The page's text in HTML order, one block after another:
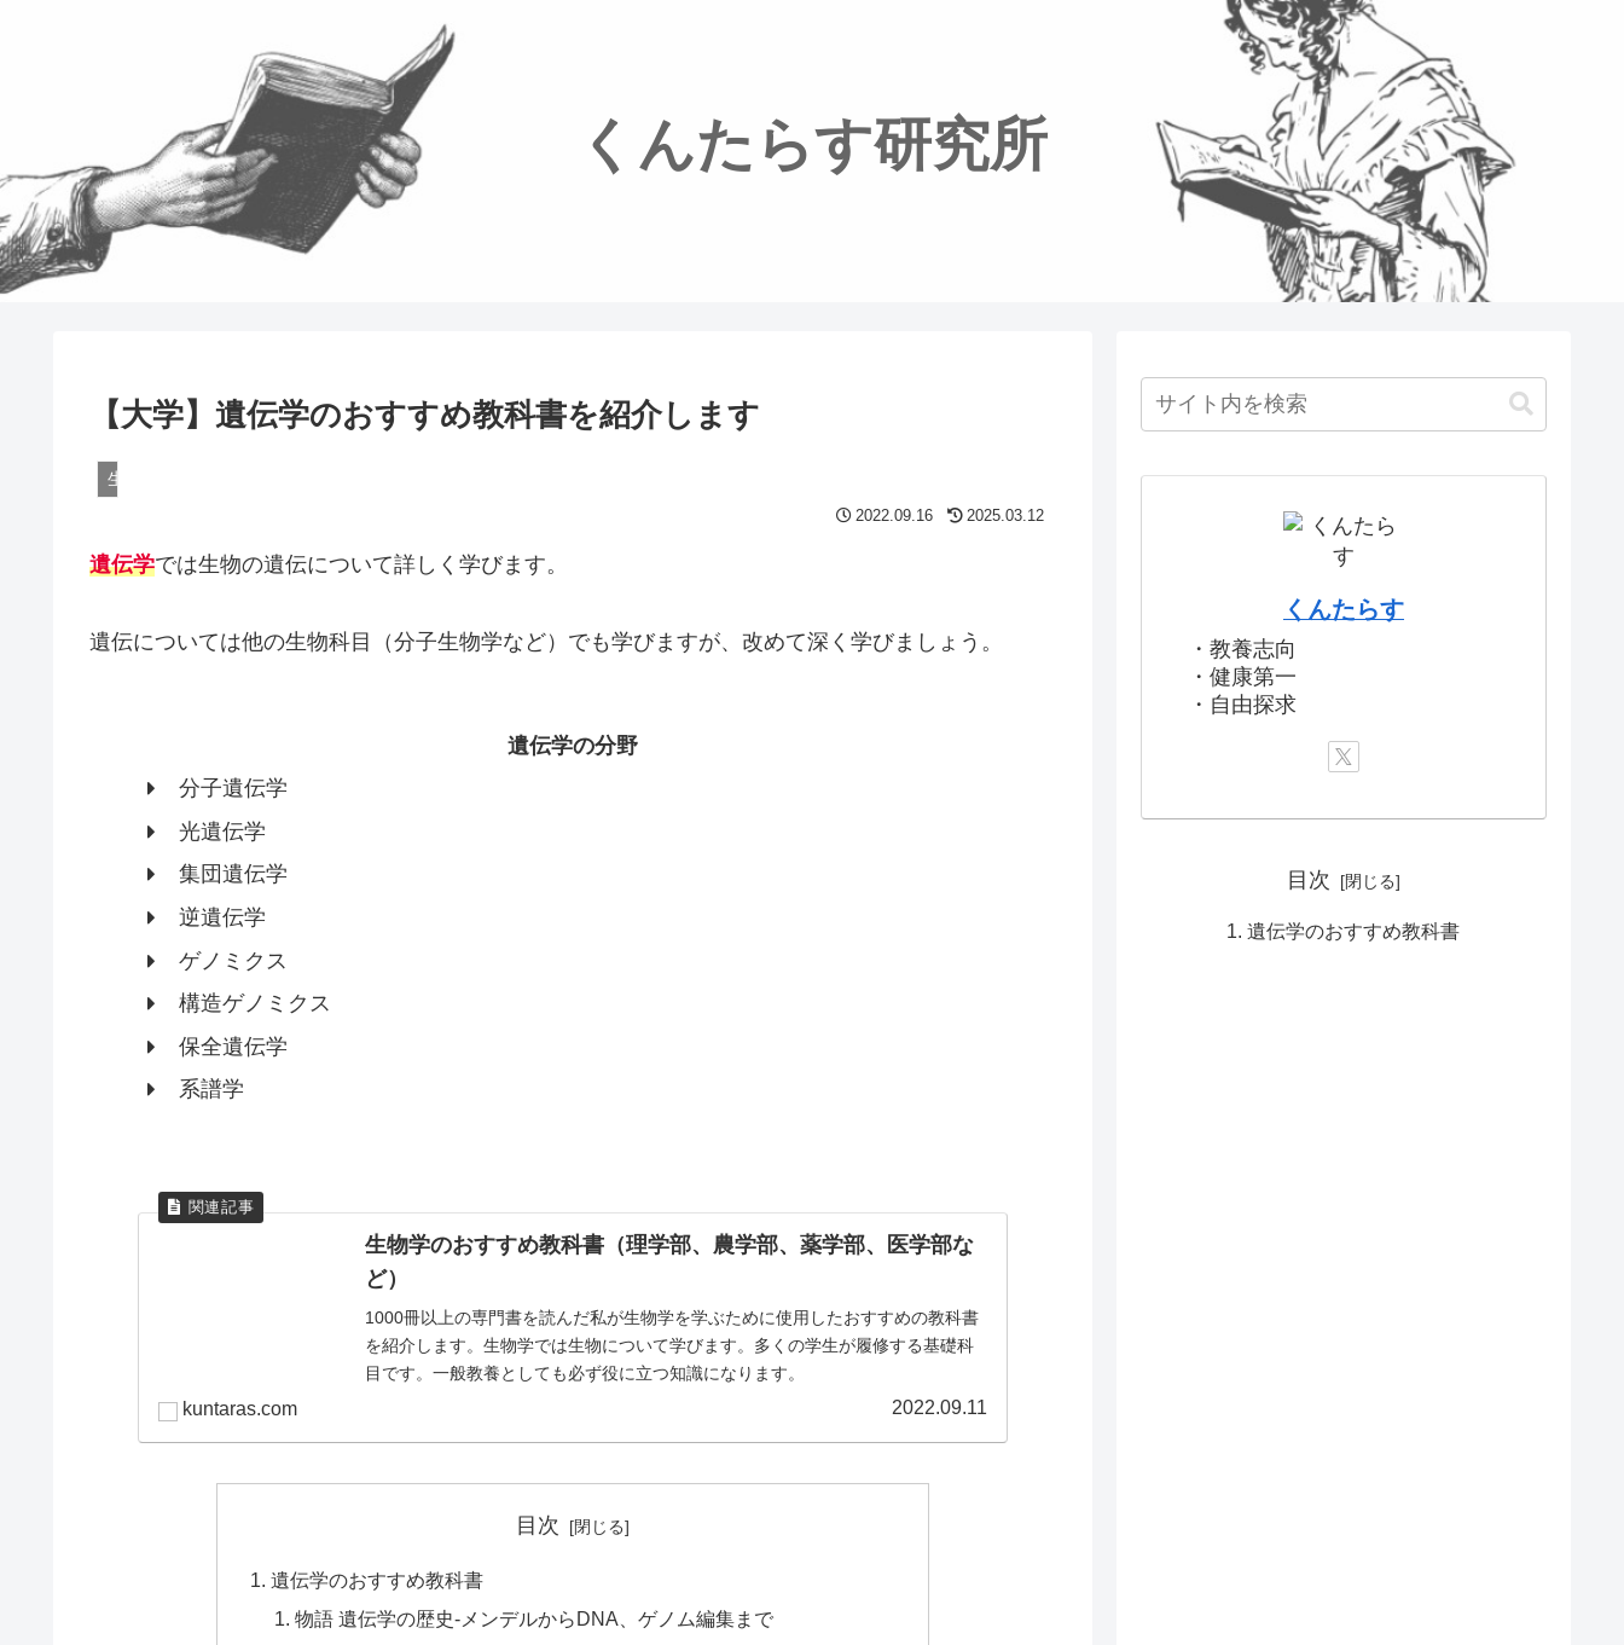
くんたらす研究所
【大学】遺伝学のおすすめ教科書を紹介します
生物学
2022.09.16 2025.03.12
遺伝学では生物の遺伝について詳しく学びます。
遺伝については他の生物科目（分子生物学など）でも学びますが、改めて深く学びましょう。
遺伝学の分野
分子遺伝学
光遺伝学
集団遺伝学
逆遺伝学
ゲノミクス
構造ゲノミクス
保全遺伝学
系譜学
生物学のおすすめ教科書（理学部、農学部、薬学部、医学部な
ど）
1000冊以上の専門書を読んだ私が生物学を学ぶために使用したおすすめの教科書
を紹介します。生物学では生物について学びます。多くの学生が履修する基礎科
目です。一般教養としても必ず役に立つ知識になります。
kuntaras.com 2022.09.11
目次
遺伝学のおすすめ教科書
物語 遺伝学の歴史-メンデルからDNA、ゲノム編集まで
くんたらす
・教養志向
・健康第一
・自由探求
目次
遺伝学のおすすめ教科書